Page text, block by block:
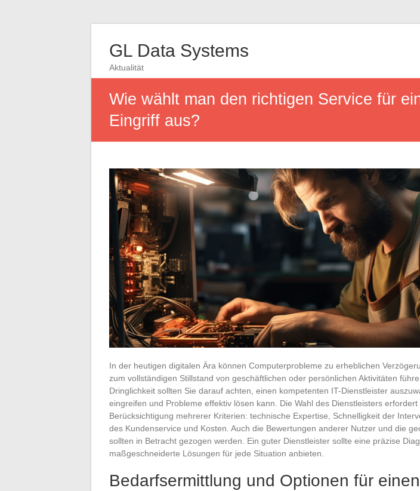
GL Data Systems
Aktualität
Wie wählt man den richtigen Service für
Eingriff aus?
In der heutigen digitalen Ära können Computerprobleme zu erheblichen
zum vollständigen Stillstand von geschäftlichen oder persönlichen Aktivitäten
Dringlichkeit sollten Sie darauf achten, einen kompetenten IT-Dienstleister
eingreifen und Probleme effektiv lösen kann. Die Wahl des Dienstleisters erfordert
Berücksichtigung mehrerer Kriterien: technische Expertise, Schnelligkeit der
des Kundenservice und Kosten. Auch die Bewertungen anderer Nutzer und die
sollten in Betracht gezogen werden. Ein guter Dienstleister sollte eine präzise
maßgeschneiderte Lösungen für jede Situation anbieten.
Bedarfsermittlung und Optionen für